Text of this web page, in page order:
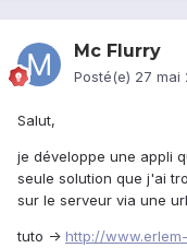
Mc Flurry
Posté(e) 27 mai
Salut,
je développe une appli
seule solution que j'ai
sur le serveur via une
tuto -> http://